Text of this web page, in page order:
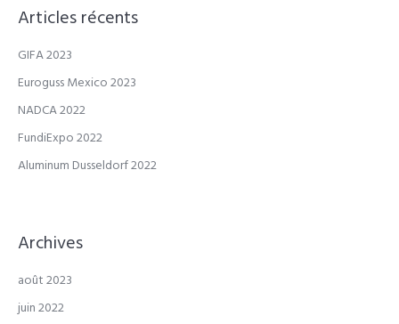
Articles récents
GIFA 2023
Euroguss Mexico 2023
NADCA 2022
FundiExpo 2022
Aluminum Dusseldorf 2022
Archives
août 2023
juin 2022